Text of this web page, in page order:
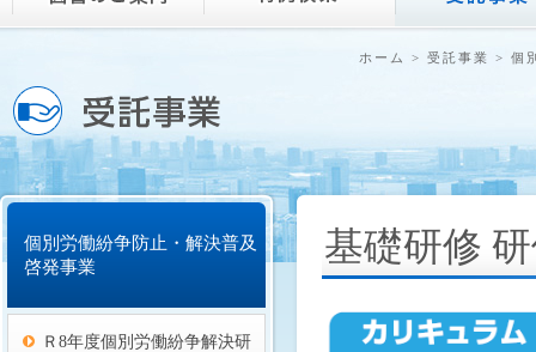
ホーム > 受託事業 > 個
個別労働紛争防止・解決普及
啓発事業
Ｒ8年度個別労働紛争解決研
基礎研修